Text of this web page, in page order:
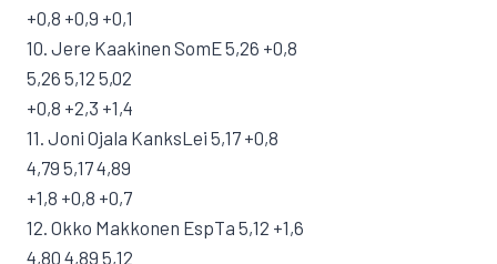
+0,8 +0,9 +0,1
10. Jere Kaakinen SomE 5,26 +0,8
5,26 5,12 5,02
+0,8 +2,3 +1,4
11. Joni Ojala KanksLei 5,17 +0,8
4,79 5,17 4,89
+1,8 +0,8 +0,7
12. Okko Makkonen EspTa 5,12 +1,6
4,80 4,89 5,12